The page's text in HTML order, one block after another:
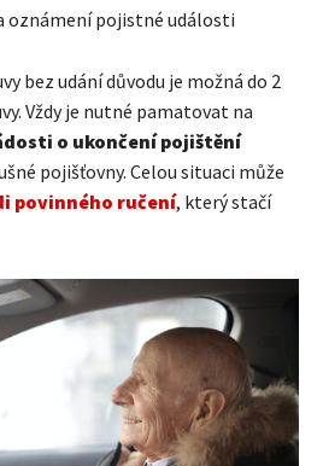
oznámení pojistné události
bez udání důvodu je možná do 2
Vždy je nutné pamatovat na
o ukončení pojištění
pojišťovny. Celou situaci může
povinného ručení, který stačí